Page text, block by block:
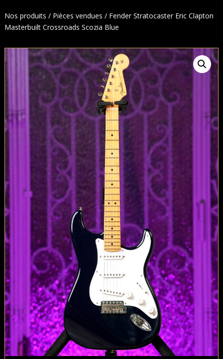
Nos produits / Pièces vendues / Fender Stratocaster Eric Clapton
Masterbuilt Crossroads Scozia Blue